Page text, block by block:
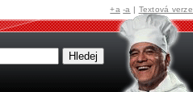
+a -a | Textová verze